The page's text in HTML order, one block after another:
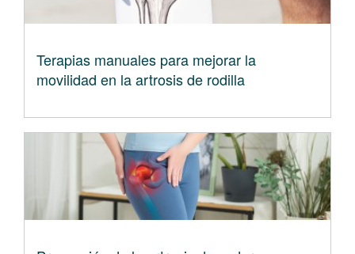
Terapias manuales para mejorar la
movilidad en la artrosis de rodilla